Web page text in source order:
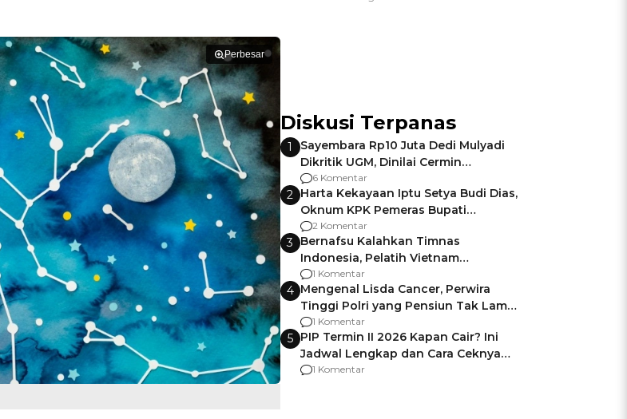
Perbesar
Diskusi Terpanas
1
Sayembara Rp10 Juta Dedi Mulyadi
Dikritik UGM, Dinilai Cermin
Gagalnya Negara Jamin Keamanan
6 Komentar
2 Harta Kekayaan Iptu Setya Budi Dias,
Oknum KPK Pemeras Bupati
Pemalang
2 Komentar
3 Bernafsu Kalahkan Timnas
Indonesia, Pelatih Vietnam
Berencana Pakai Jimat di Pakansari
1 Komentar
4 Mengenal Lisda Cancer, Perwira
Tinggi Polri yang Pensiun Tak Lama
Usai Jadi Brigjen
1 Komentar
5 PIP Termin II 2026 Kapan Cair? Ini
Jadwal Lengkap dan Cara Ceknya
agar Dana Tidak Hangus!
1 Komentar